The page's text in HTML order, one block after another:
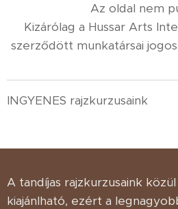
Az oldal nem
Kizárólag a Hussar Arts
szerződött munkatársai
INGYENES rajzkurzusaink
A tandíjas rajzkurzusaink
kiajánlható, ezért a